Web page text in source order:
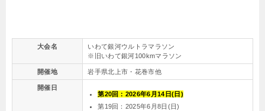
大会名
いわて銀河ウルトラマラソン
※旧いわて銀河100kmマラソン
開催地 岩手県北上市・花巻市他
開催日
第20回：2026年6月14日(日)
第19回：2025年6月8日(日)